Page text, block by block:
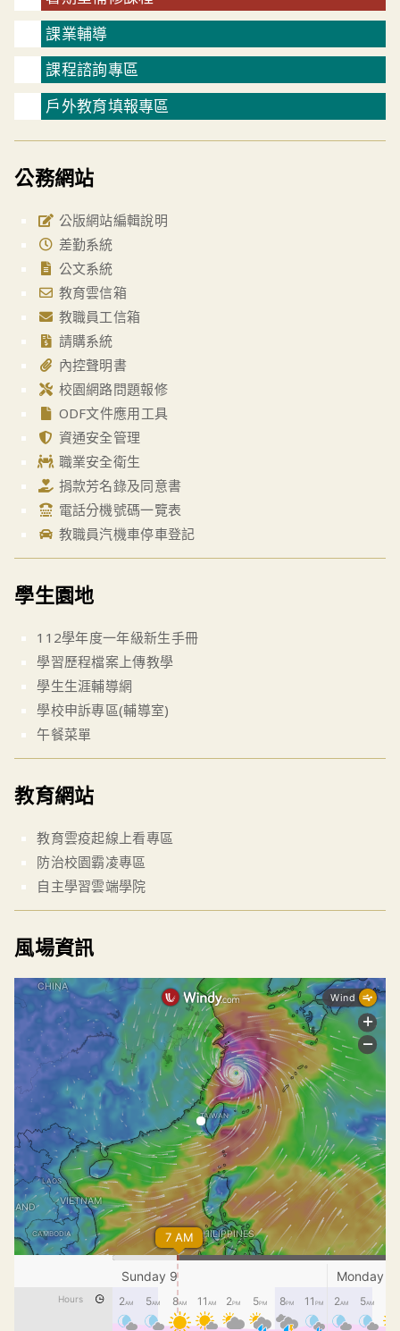
課業輔導
課程諮詢專區
戶外教育填報專區
公務網站
公版網站編輯說明
差勤系統
公文系統
教育雲信箱
教職員工信箱
請購系統
內控聲明書
校園網路問題報修
ODF文件應用工具
資通安全管理
職業安全衛生
捐款芳名錄及同意書
電話分機號碼一覽表
教職員汽機車停車登記
學生園地
112學年度一年級新生手冊
學習歷程檔案上傳教學
學生生涯輔導網
學校申訴專區(輔導室)
午餐菜單
教育網站
教育雲疫起線上看專區
防治校園霸凌專區
自主學習雲端學院
風場資訊